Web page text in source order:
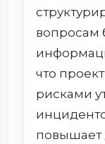
вопросам
что
рисками
повышает